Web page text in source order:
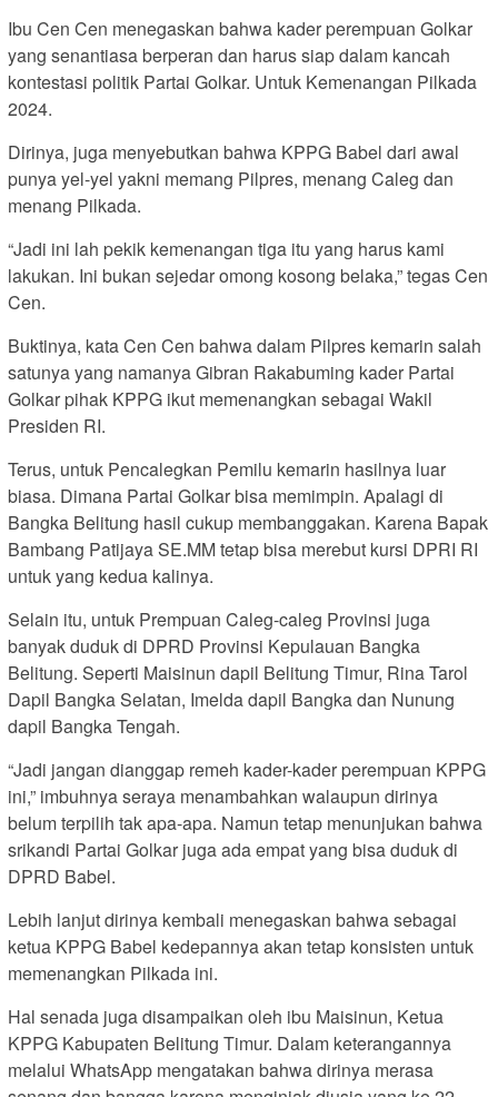
Ibu Cen Cen menegaskan bahwa kader perempuan Golkar
yang senantiasa berperan dan harus siap dalam kancah
kontestasi politik Partai Golkar. Untuk Kemenangan Pilkada
2024.
Dirinya, juga menyebutkan bahwa KPPG Babel dari awal
punya yel-yel yakni memang Pilpres, menang Caleg dan
menang Pilkada.
“Jadi ini lah pekik kemenangan tiga itu yang harus kami
lakukan. Ini bukan sejedar omong kosong belaka,” tegas Cen
Cen.
Buktinya, kata Cen Cen bahwa dalam Pilpres kemarin salah
satunya yang namanya Gibran Rakabuming kader Partai
Golkar pihak KPPG ikut memenangkan sebagai Wakil
Presiden RI.
Terus, untuk Pencalegkan Pemilu kemarin hasilnya luar
biasa. Dimana Partai Golkar bisa memimpin. Apalagi di
Bangka Belitung hasil cukup membanggakan. Karena Bapak
Bambang Patijaya SE.MM tetap bisa merebut kursi DPRI RI
untuk yang kedua kalinya.
Selain itu, untuk Prempuan Caleg-caleg Provinsi juga
banyak duduk di DPRD Provinsi Kepulauan Bangka
Belitung. Seperti Maisinun dapil Belitung Timur, Rina Tarol
Dapil Bangka Selatan, Imelda dapil Bangka dan Nunung
dapil Bangka Tengah.
“Jadi jangan dianggap remeh kader-kader perempuan KPPG
ini,” imbuhnya seraya menambahkan walaupun dirinya
belum terpilih tak apa-apa. Namun tetap menunjukan bahwa
srikandi Partai Golkar juga ada empat yang bisa duduk di
DPRD Babel.
Lebih lanjut dirinya kembali menegaskan bahwa sebagai
ketua KPPG Babel kedepannya akan tetap konsisten untuk
memenangkan Pilkada ini.
Hal senada juga disampaikan oleh ibu Maisinun, Ketua
KPPG Kabupaten Belitung Timur. Dalam keterangannya
melalui WhatsApp mengatakan bahwa dirinya merasa